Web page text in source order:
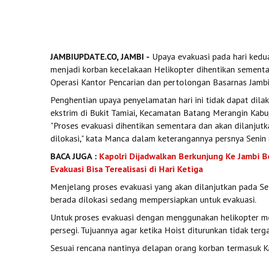
JAMBIUPDATE.CO, JAMBI - Upaya evakuasi pada hari
menjadi korban kecelakaan Helikopter dihentikan
Operasi Kantor Pencarian dan pertolongan Basarnas
Penghentian upaya penyelamatan hari ini tidak dapat
ekstrim di Bukit Tamiai, Kecamatan Batang Merangin
"Proses evakuasi dihentikan sementara dan akan
dilokasi," kata Manca dalam keterangannya persnya Senin
BACA JUGA : Kapolri Dijadwalkan Berkunjung Ke Jambi
Evakuasi Bisa Terealisasi di Hari Ketiga
Menjelang proses evakuasi yang akan dilanjutkan pada
berada dilokasi sedang mempersiapkan untuk evakuasi.
Untuk proses evakuasi dengan menggunakan helikopter
persegi. Tujuannya agar ketika Hoist diturunkan tidak
Sesuai rencana nantinya delapan orang korban termasuk